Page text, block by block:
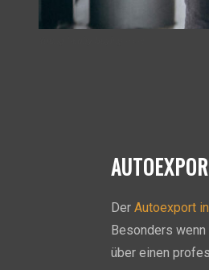
Der Autoexport
Besonders
über einen